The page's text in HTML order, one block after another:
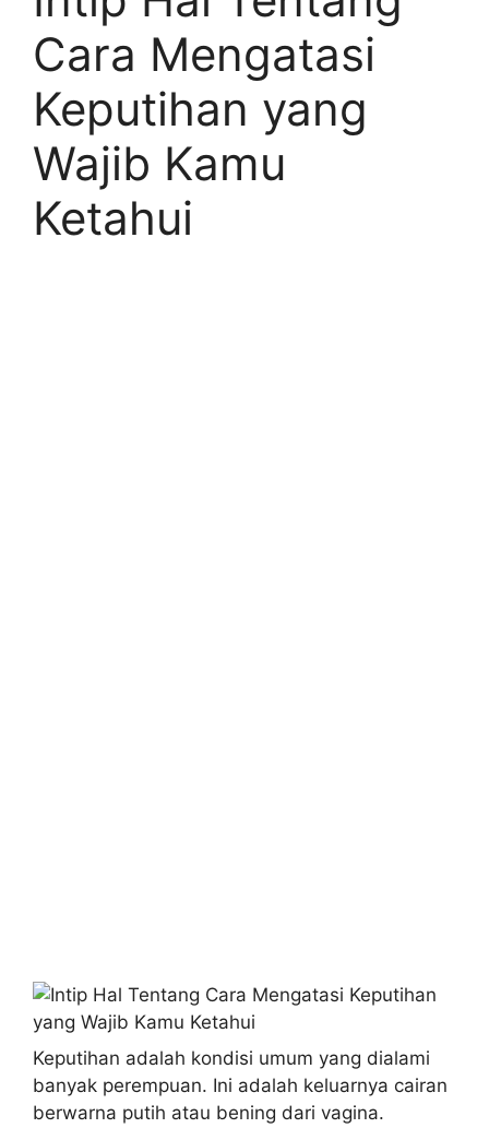
Cara Mengatasi
Keputihan yang
Wajib Kamu
Ketahui
Keputihan adalah kondisi umum yang dialami
banyak perempuan. Ini adalah keluarnya cairan
berwarna putih atau bening dari vagina.